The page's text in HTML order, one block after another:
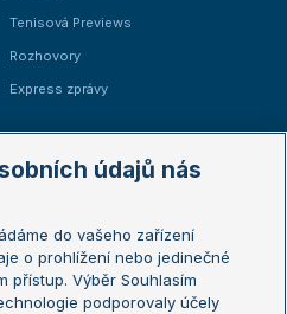
Tenisová Previews
Rozhovory
Express zprávy
Australian Open
French Open
Wimbledon
údajů nás
do vašeho zařízení
o prohlížení nebo jedinečné
přístup. Výběr Souhlasím
podporovaly účely